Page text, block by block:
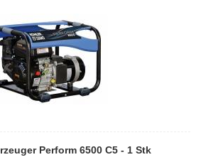
Perform 6500 C5 - 1 Stk